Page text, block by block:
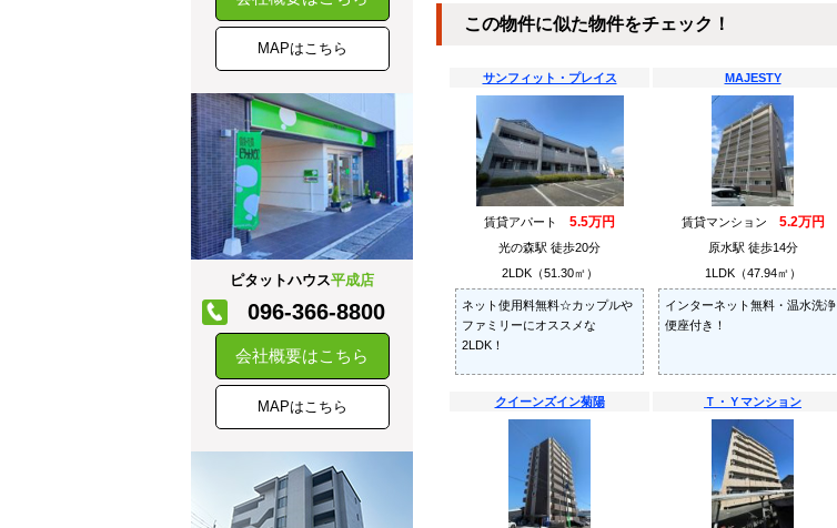
この物件に似た物件をチェック！
サンフィット・プレイス
賃貸アパート 5.5万円
光の森駅 徒歩20分
2LDK（51.30㎡）
ネット使用料無料☆カップルや
ファミリーにオススメな
2LDK！
MAJESTY
賃貸マンション 5.2万円
原水駅 徒歩14分
1LDK（47.94㎡）
インターネット無料・温水洗浄
便座付き！
クイーンズイン菊陽 Ｔ・Ｙマンション
MAPはこちら
ピタットハウス平成店
096-366-8800
会社概要はこちら
MAPはこちら